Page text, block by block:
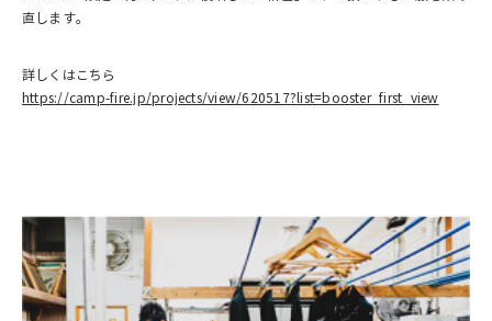
直します。
詳しくはこちら
https://camp-fire.jp/projects/view/620517?list=booster_first_view